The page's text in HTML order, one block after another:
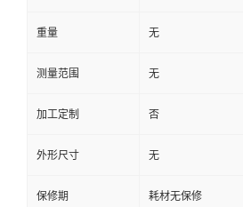
重量 无
测量范围 无
加工定制 否
外形尺寸 无
保修期 耗材无保修